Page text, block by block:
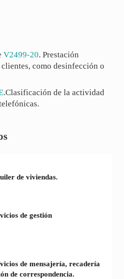
V2499-20. Prestación
como desinfección o
.Clasificación de la actividad
de viviendas.
de gestión
de mensajería, recadería
de correspondencia.